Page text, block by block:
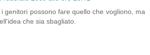
genitori possono fare quello che vogliono, ma
che sia sbagliato.